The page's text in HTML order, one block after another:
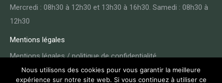
Mercredi : 08h30 à 12h30 et 13h30 à 16h30. Samedi : 08h30 à
12h30
Mentions légales
Mentions légales / politique de confidentialité
Nous utilisons des cookies pour vous garantir la meilleure
expérience sur notre site web. Si vous continuez à utiliser ce